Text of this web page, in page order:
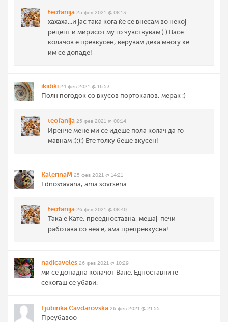
teofanija 25 фев 2021 @ 08:13
хахаха...и јас така кога ќе се внесам во некој
рецепт и мирисот му го чувствувам:):) Васе
колачов е превкусен, верувам дека многу ќе
им се допаде!
ikidiki 24 фев 2021 @ 16:53
Полн погодок со вкусов портокалов, мерак :)
teofanija 25 фев 2021 @ 08:14
Иренче мене ми се идеше пола колач да го
мавнам :):):) Ете толку беше вкусен!
KaterinaM 25 фев 2021 @ 14:21
Ednostavana, ama sovrsena.
teofanija 26 фев 2021 @ 08:40
Така е Кате, преедноставна, мешај-печи
работава со неа е, ама препревкусна!
nadicaveles 26 фев 2021 @ 10:29
ми се допадна колачот Вале. Едноставните
секогаш се убави.
Ljubinka Cavdarovska 26 фев 2021 @ 21:55
Преубавоо